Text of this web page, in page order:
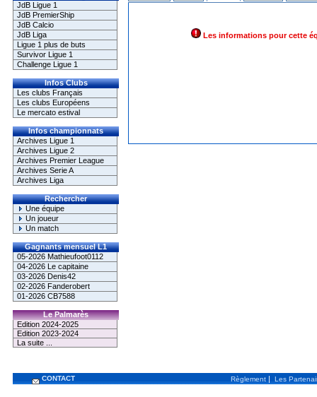
JdB Ligue 1
JdB PremierShip
JdB Calcio
JdB Liga
Ligue 1 plus de buts
Survivor Ligue 1
Challenge Ligue 1
Infos Clubs
Les clubs Français
Les clubs Européens
Le mercato estival
Infos championnats
Archives Ligue 1
Archives Ligue 2
Archives Premier League
Archives Serie A
Archives Liga
Rechercher
Une équipe
Un joueur
Un match
Gagnants mensuel L1
05-2026 Mathieufoot0112
04-2026 Le capitaine
03-2026 Denis42
02-2026 Fanderobert
01-2026 CB7588
Le Palmarès
Edition 2024-2025
Edition 2023-2024
La suite ...
Les informations pour cette
CONTACT Règlement | Les